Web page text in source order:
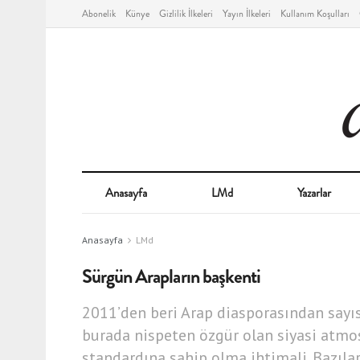
Abonelik Künye Gizlilik İlkeleri Yayın İlkeleri Kullanım Koşulları
Anasayfa LMd Yazarlar
Anasayfa LMd
Sürgün Arapların başkenti
2011’den beri Arap diasporasından
burada nispeten özgür olan siyasi